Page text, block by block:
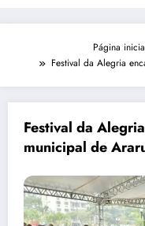
Página
Festival da Alegria
Festival da
municipal de